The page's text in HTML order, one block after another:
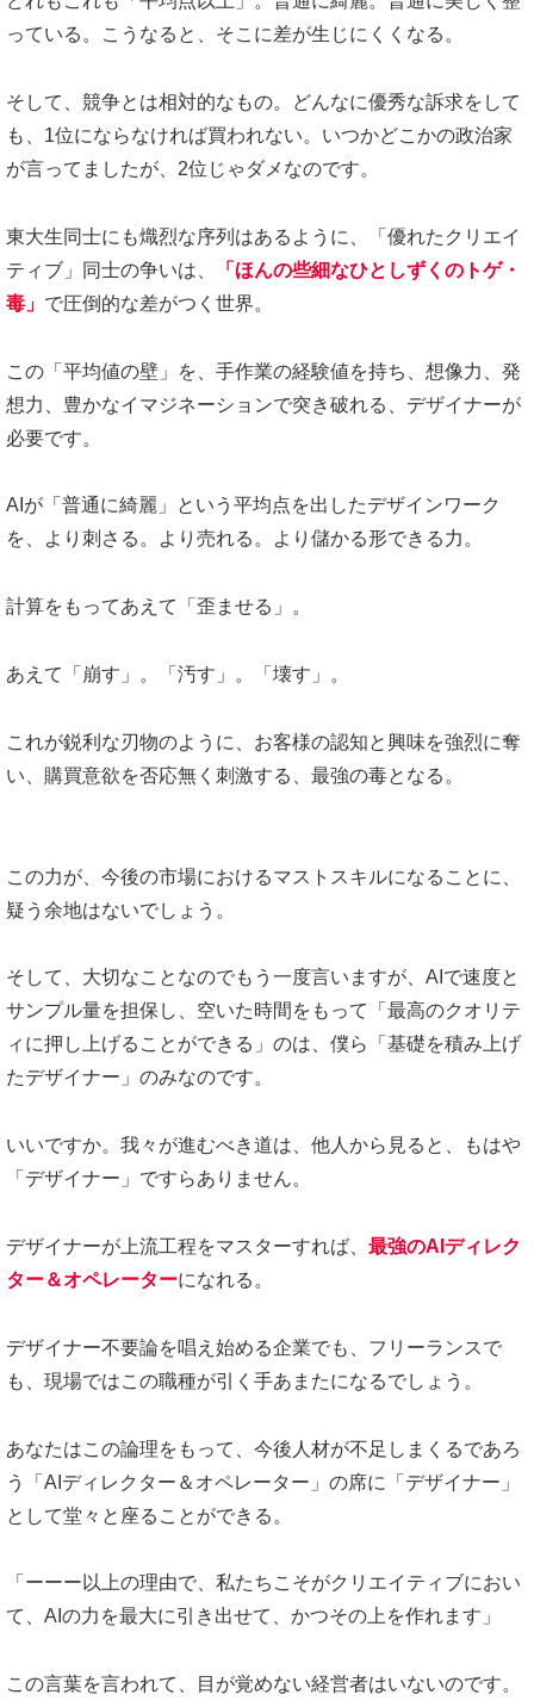
っている。こうなると、そこに差が生じにくくなる。
そして、競争とは相対的なもの。どんなに優秀な訴求をして
も、1位にならなければ買われない。いつかどこかの政治家
が言ってましたが、2位じゃダメなのです。
東大生同士にも熾烈な序列はあるように、「優れたクリエイ
ティブ」同士の争いは、
「ほんの些細なひとしずくのトゲ・
毒」 で圧倒的な差がつく世界。
この「平均値の壁」を、手作業の経験値を持ち、想像力、発
想力、豊かなイマジネーションで突き破れる、デザイナーが
必要です。
AIが「普通に綺麗」という平均点を出したデザインワーク
を、より刺さる。より売れる。より儲かる形できる力。
計算をもってあえて「歪ませる」。
あえて「崩す」。「汚す」。「壊す」。
これが鋭利な刃物のように、お客様の認知と興味を強烈に奪
い、購買意欲を否応無く刺激する、最強の毒となる。
この力が、今後の市場におけるマストスキルになることに、
疑う余地はないでしょう。
そして、大切なことなのでもう一度言いますが、AIで速度と
サンプル量を担保し、空いた時間をもって「最高のクオリテ
ィに押し上げることができる」のは、僕ら「基礎を積み上げ
たデザイナー」のみなのです。
いいですか。我々が進むべき道は、他人から見ると、もはや
「デザイナー」ですらありません。
デザイナーが上流工程をマスターすれば、 最強のAIディレク
ター＆オペレーターになれる。
デザイナー不要論を唱え始める企業でも、フリーランスで
も、現場ではこの職種が引く手あまたになるでしょう。
あなたはこの論理をもって、今後人材が不足しまくるであろ
う「AIディレクター＆オペレーター」の席に「デザイナー」
として堂々と座ることができる。
「ーーー以上の理由で、私たちこそがクリエイティブにおい
て、AIの力を最大に引き出せて、かつその上を作れます」
この言葉を言われて、目が覚めない経営者はいないのです。